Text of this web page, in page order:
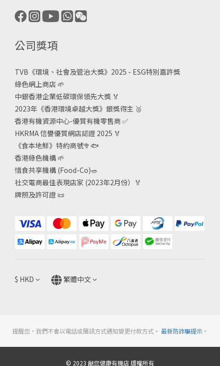
公司獎項
TVB《環境、社會及管治大獎》2025 - ESG特別嘉許獎
綠色網上商店 🌱
中銀香港企業低碳環保領先大獎 🏅
2023年《香港環境卓越大獎》銀獎得主 🥈
香港有機資源中心-優質有機零售商✅
HKRMA 信譽優質網店認證 2025 🏅
《食本地鮮》特約商號🥦🐟
香港綠色機構 🌱
惜食共享機構 (Food-Co)🥗
社交電商最佳表現店家 (2023年2月份）🏅
牌照及許可證 📜
$ HKD 繁體中文
提醒您，我們不會以電話或簡訊方式通知變更付款方式。 最新防詐騙提示。
© 2023 餸您健康有機店 版權所有